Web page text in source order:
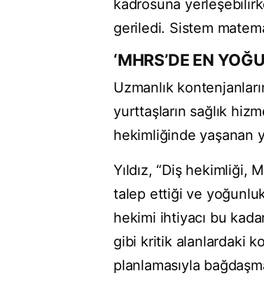
kadrosuna
geriledi. Sistem
‘MHRS’DE EN
Uzmanlık
yurttaşların sağlık
hekimliğinde yaşanan
Yıldız, “Diş hekimliği,
talep ettiği ve
hekimi ihtiyacı bu
gibi kritik alanlardaki
planlamasıyla